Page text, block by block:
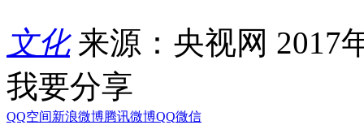
文化 来源：央视网 2017
我要分享
QQ空间新浪微博腾讯微博QQ微信